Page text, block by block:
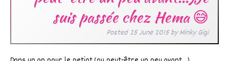
suis passée chez Hema 😅
Posted25 June 2015byMinky Gigi